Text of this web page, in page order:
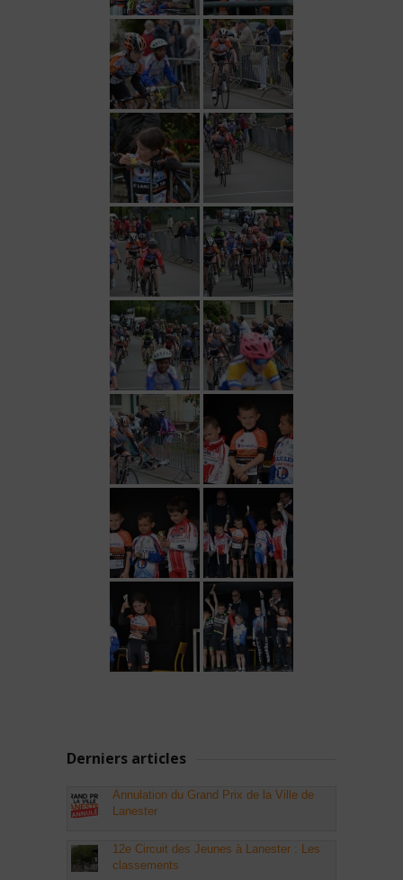
Derniers articles
Annulation du Grand Prix de la Ville de
Lanester
12e Circuit des Jeunes à Lanester : Les
classements